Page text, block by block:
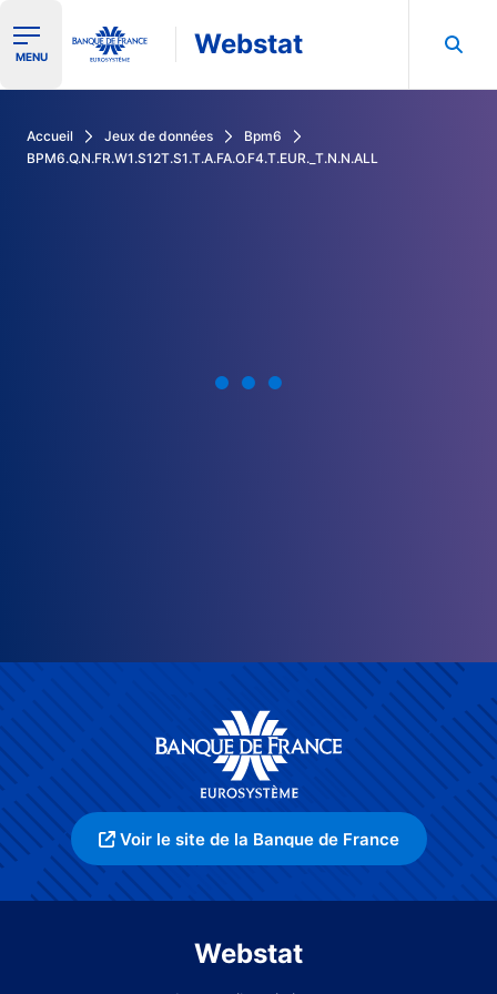
Ouvrir le menu de navigation
MENU Webstat
Accueil Jeux de données
Bpm6
BPM6.Q.N.FR.W1.S12T.S1.T.A.FA.O.F4.T.EUR._T.N.N.ALL
Voir le site de la Banque de France
Webstat